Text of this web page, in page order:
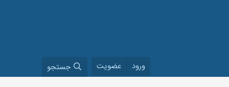
ورود عضویت جستجو